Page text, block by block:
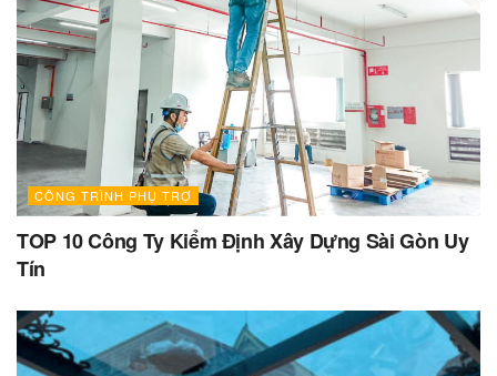
CÔNG TRÌNH PHỤ TRỢ
TOP 10 Công Ty Kiểm Định Xây Dựng Sài Gòn Uy
Tín